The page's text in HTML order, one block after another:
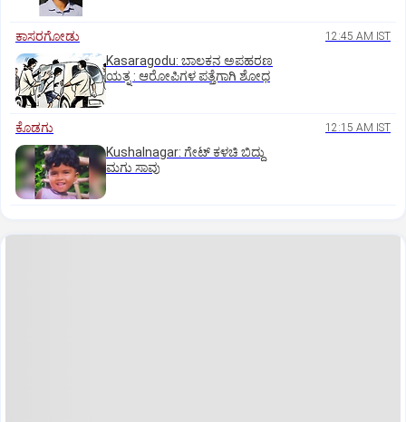
ಕಾಸರಗೋಡು 12:45 AM IST
Kasaragodu: ಬಾಲಕನ ಅಪಹರಣ
ಯತ್ನ : ಆರೋಪಿಗಳ ಪತ್ತೆಗಾಗಿ ಶೋಧ
ಕೊಡಗು 12:15 AM IST
Kushalnagar: ಗೇಟ್ ಕಳಚಿ ಬಿದ್ದು
ಮಗು ಸಾವು